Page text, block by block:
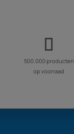
500.000 producten
op voorraad